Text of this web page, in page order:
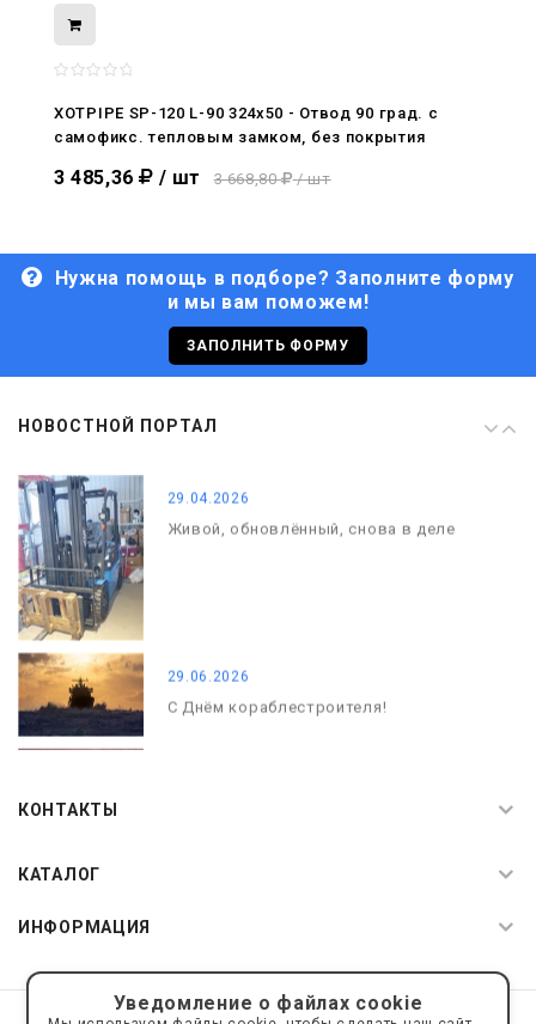
XOTPIPE SP-120 L-90 324x50 - Отвод 90 град. c
самофикс. тепловым замком, без покрытия
3 485,36 / шт 3 668,80 / шт
Нужна помощь в подборе? Заполните форму
и мы вам поможем!
ЗАПОЛНИТЬ ФОРМУ
НОВОСТНОЙ ПОРТАЛ
29.06.2026
С Днём кораблестроителя!
С Днём Победы. Память, которая с
29.04.2026
Живой, обновлённый, снова в деле
29.06.2026
С Днём кораблестроителя!
КОНТАКТЫ
КАТАЛОГ
ИНФОРМАЦИЯ
© 2019—2026 Интернет пространство АкваРос sale@a-ros.ru
Уведомление о файлах cookie